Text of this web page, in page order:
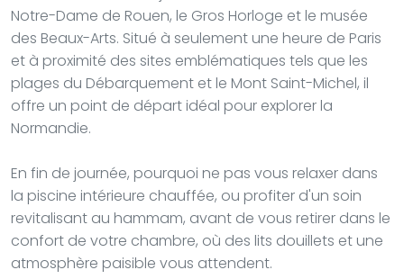
Notre-Dame de Rouen, le Gros Horloge et le musée
des Beaux-Arts. Situé à seulement une heure de Paris
et à proximité des sites emblématiques tels que les
plages du Débarquement et le Mont Saint-Michel, il
offre un point de départ idéal pour explorer la
Normandie.
En fin de journée, pourquoi ne pas vous relaxer dans
la piscine intérieure chauffée, ou profiter d'un soin
revitalisant au hammam, avant de vous retirer dans le
confort de votre chambre, où des lits douillets et une
atmosphère paisible vous attendent.